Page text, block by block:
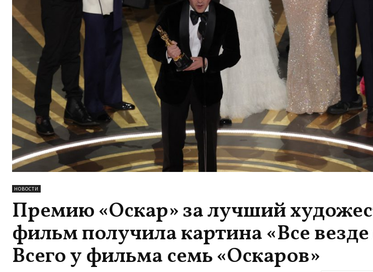
НОВОСТИ
Премию «Оскар» за лучший
фильм получила картина «Все везде
Всего у фильма семь «Оскаров»